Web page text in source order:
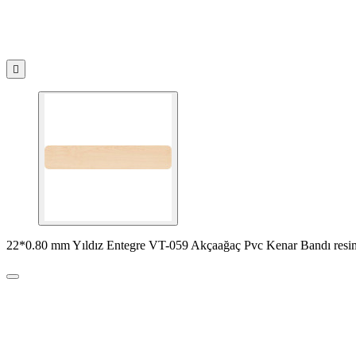

22*0.80 mm Yıldız Entegre VT-059 Akçaağaç Pvc Kenar Bandı